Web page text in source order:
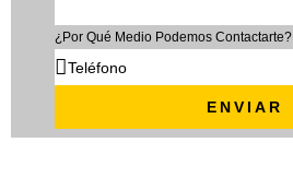
¿Por Qué Medio Podemos Contactarte?
ENVIAR